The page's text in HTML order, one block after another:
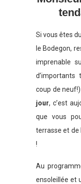
Si vous êtes
le Bodegon,
imprenable
d’importants
coup de
jour, c’est
que vous
terrasse et de
!
Au
ensoleillée et